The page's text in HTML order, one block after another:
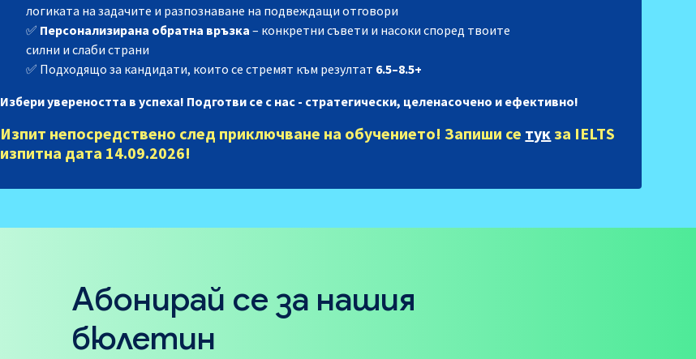
логиката на задачите и разпознаване на подвеждащи отговори
✅ Персонализирана обратна връзка – конкретни съвети и насоки според твоите
силни и слаби страни
✅ Подходящо за кандидати, които се стремят към резултат 6.5–8.5+
Избери увереността в успеха! Подготви се с нас - стратегически, целенасочено и ефективно!
Изпит непосредствено след приключване на обучението! Запиши се тук за IELTS
изпитна дата 14.09.2026!
Абонирай се за нашия
бюлетин